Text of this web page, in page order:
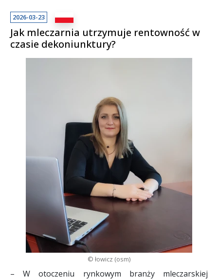
2026-03-23
Jak mleczarnia utrzymuje rentowność w
czasie dekoniunktury?
© łowicz (osm)
– W otoczeniu rynkowym branży mleczarskiej